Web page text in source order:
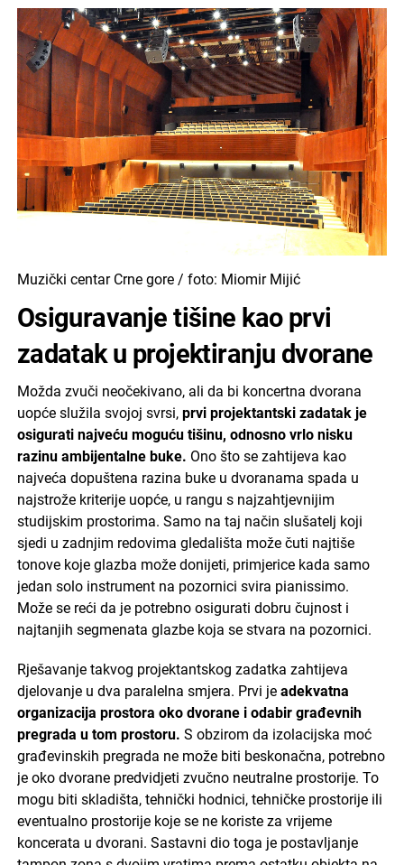
Muzički centar Crne gore / foto: Miomir Mijić
Osiguravanje tišine kao prvi
zadatak u projektiranju dvorane
Možda zvuči neočekivano, ali da bi koncertna dvorana
uopće služila svojoj svrsi, prvi projektantski zadatak je
osigurati najveću moguću tišinu, odnosno vrlo nisku
razinu ambijentalne buke. Ono što se zahtijeva kao
najveća dopuštena razina buke u dvoranama spada u
najstrože kriterije uopće, u rangu s najzahtjevnijim
studijskim prostorima. Samo na taj način slušatelj koji
sjedi u zadnjim redovima gledališta može čuti najtiše
tonove koje glazba može donijeti, primjerice kada samo
jedan solo instrument na pozornici svira pianissimo.
Može se reći da je potrebno osigurati dobru čujnost i
najtanjih segmenata glazbe koja se stvara na pozornici.
Rješavanje takvog projektantskog zadatka zahtijeva
djelovanje u dva paralelna smjera. Prvi je adekvatna
organizacija prostora oko dvorane i odabir građevnih
pregrada u tom prostoru. S obzirom da izolacijska moć
građevinskih pregrada ne može biti beskonačna, potrebno
je oko dvorane predvidjeti zvučno neutralne prostorije. To
mogu biti skladišta, tehnički hodnici, tehničke prostorije ili
eventualno prostorije koje se ne koriste za vrijeme
koncerata u dvorani. Sastavni dio toga je postavljanje